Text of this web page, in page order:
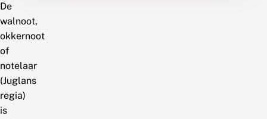
De
walnoot,
okkernoot
of
notelaar
(Juglans
regia)
is